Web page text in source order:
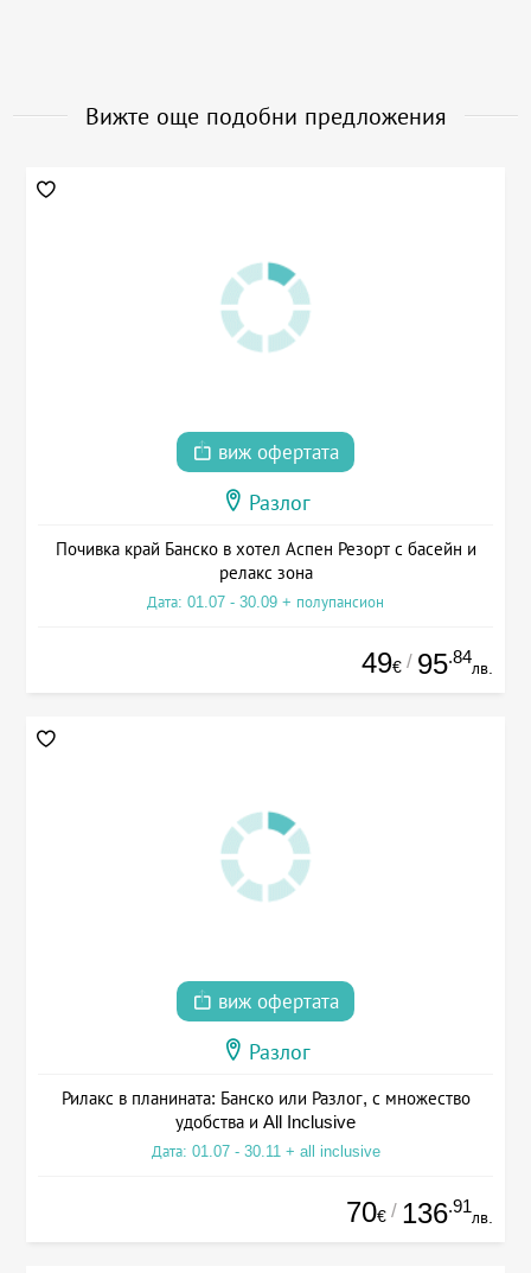
Вижте още подобни предложения
виж офертата
Разлог
Почивка край Банско в хотел Аспен Резорт с басейн и
релакс зона
Дата: 01.07 - 30.09 + полупансион
49€ / 95.84
лв.
виж офертата
Разлог
Рилакс в планината: Банско или Разлог, с множество
удобства и All Inclusive
Дата: 01.07 - 30.11 + all inclusive
70€ / 136.91
лв.